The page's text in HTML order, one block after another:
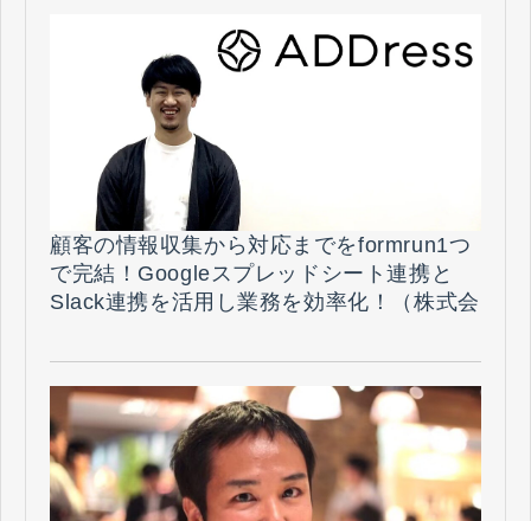
顧客の情報収集から対応までをformrun1つ
で完結！Googleスプレッドシート連携と
Slack連携を活用し業務を効率化！（株式会